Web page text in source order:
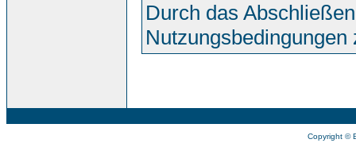
Durch das
Nutzungsbedingungen
Copyright ©